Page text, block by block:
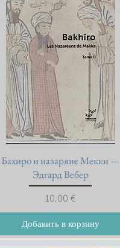
Быстрый просмотр
Бахиро и назаряне Мекки —
Эдгард Вебер
Цена
10,00 €
Добавить в корзину